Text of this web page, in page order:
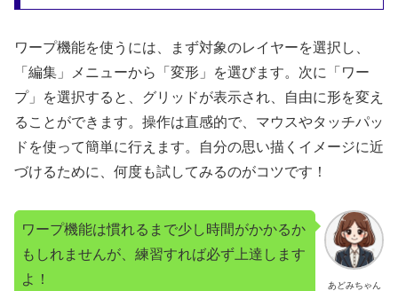
ワープ機能を使うには、まず対象のレイヤーを選択し、
「編集」メニューから「変形」を選びます。次に「ワー
プ」を選択すると、グリッドが表示され、自由に形を変え
ることができます。操作は直感的で、マウスやタッチパッ
ドを使って簡単に行えます。自分の思い描くイメージに近
づけるために、何度も試してみるのがコツです！
あどみちゃん
ワープ機能は慣れるまで少し時間がかかるか
もしれませんが、練習すれば必ず上達します
よ！